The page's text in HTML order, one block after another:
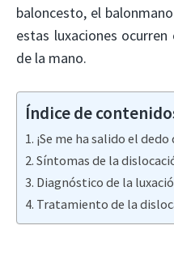
baloncesto, el
estas luxaciones
de la mano.
Índice de
¡Se me ha salido el
Síntomas de la
Diagnóstico de la
Tratamiento de la